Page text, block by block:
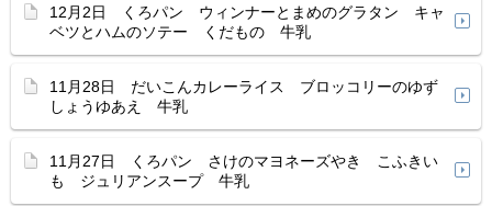
12月2日 くろパン ウィンナーとまめのグラタン キャ
ベツとハムのソテー くだもの 牛乳
11月28日 だいこんカレーライス ブロッコリーのゆず
しょうゆあえ 牛乳
11月27日 くろパン さけのマヨネーズやき こふきい
も ジュリアンスープ 牛乳